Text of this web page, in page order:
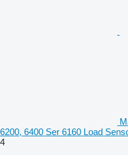
6200, 6400 Ser 6160 Load
4